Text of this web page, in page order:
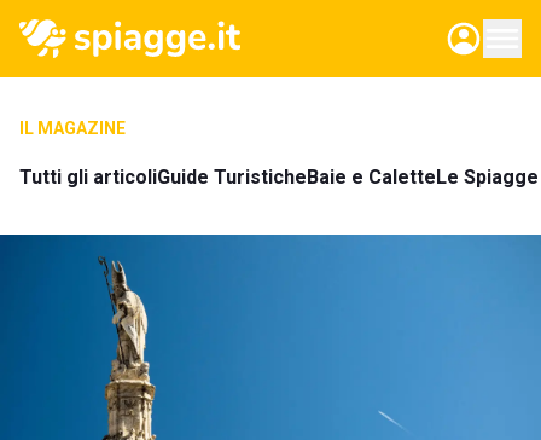
IL MAGAZINE
Tutti gli articoliGuide TuristicheBaie e CaletteLe